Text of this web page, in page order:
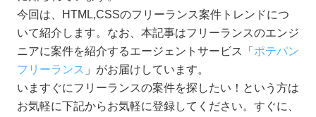
今回は、HTML,CSSのフリーランス案件トレンドにつ
いて紹介します。なお、本記事はフリーランスのエンジ
ニアに案件を紹介するエージェントサービス「 ポテパン
フリーランス 」がお届けしています。
いますぐにフリーランスの案件を探したい！という方は
お気軽に下記からお気軽に登録してください。すぐに、